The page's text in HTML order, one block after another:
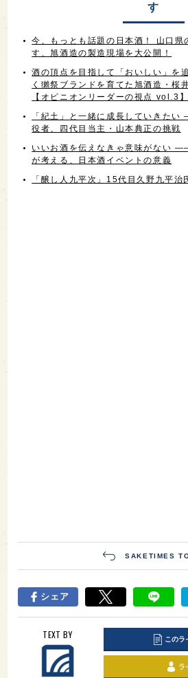
す
今、もっとも話題の日本酒！ 山口県
す、旭酒造の製造現場を大公開！
酒の頂点を目指して「おいしい」を
く獺祭ブランドを育てた旭酒造・桜
【オピニオンリーダーの視点 vol.3】
「紀土」と一緒に成長していきた
役者、四代目当主・山本典正の挑戦
いいお酒を伝えなきゃ意味がない
が考える、日本酒イベントの意義
「醸し人九平次」15代目久野九平治
SAKETIMES
シェア
TEXT BY このラ
ラ